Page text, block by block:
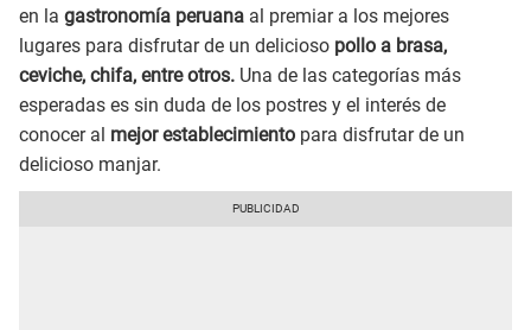
en la gastronomía peruana al premiar a los mejores
lugares para disfrutar de un delicioso pollo a brasa,
ceviche, chifa, entre otros. Una de las categorías más
esperadas es sin duda de los postres y el interés de
conocer al mejor establecimiento para disfrutar de un
delicioso manjar.